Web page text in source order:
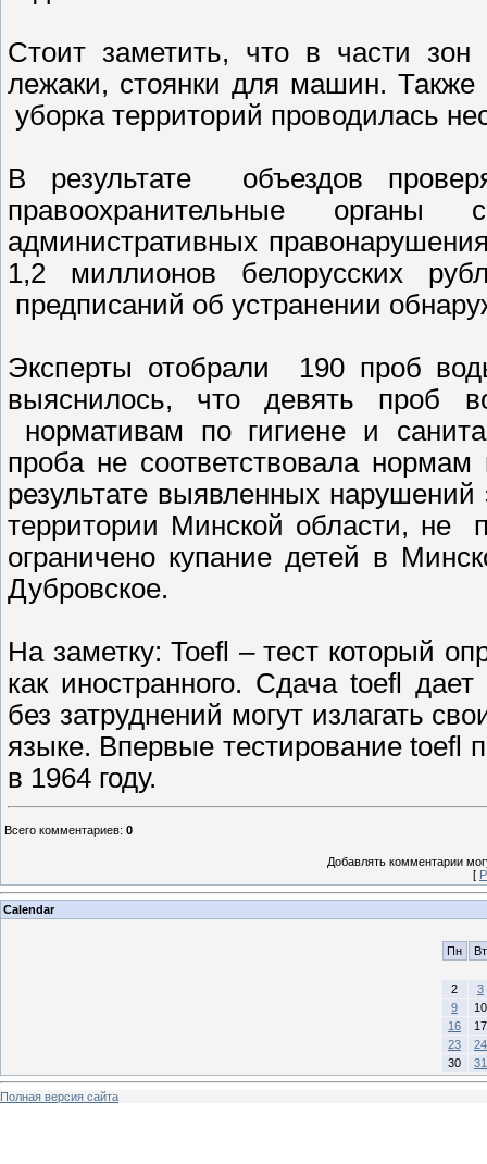
Стоит заметить, что в части
лежаки, стоянки для машин. Также
уборка территорий проводилась
В результате объездов
правоохранительные
административных
1,2 миллионов белорусских
предписаний об устранении
Эксперты отобрали 190 проб
выяснилось, что девять проб
нормативам по гигиене и
проба не соответствовала
результате выявленных
территории Минской области, не
ограничено купание детей в
Дубровское.
На заметку: Toefl – тест который
как иностранного. Cдача toefl
без затруднений могут излагать
языке. Впервые тестирование toefl
в 1964 году.
Всего комментариев: 0
Добавлять комментарии
[
Calendar
Пн Вт
2
3
9
10
16
17
23
24
30
31
Полная версия сайта